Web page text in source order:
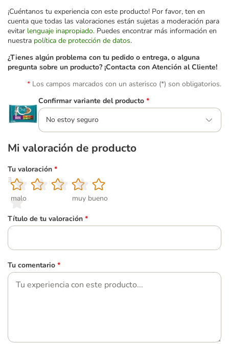
¡Cuéntanos tu experiencia con este producto! Por favor, ten en
cuenta que todas las valoraciones están sujetas a moderación para
evitar lenguaje inapropiado. Puedes encontrar más información en
nuestra política de protección de datos.
¿Tienes algún problema con tu pedido o entrega, o alguna
pregunta sobre un producto? ¡Contacta con Atención al Cliente!
Los campos marcados con un asterisco (*) son obligatorios.
Confirmar variante del producto *
No estoy seguro
Mi valoración de producto
Tu valoración *
1
malo
2
3
4
5
muy bueno
Título de tu valoración *
Tu comentario *